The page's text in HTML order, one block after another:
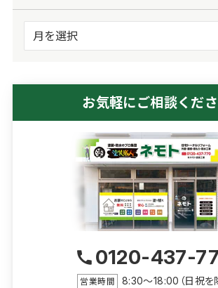
お気軽にご相談くだ
0120-437-
営業時間 8:30～18:00（日祝を除